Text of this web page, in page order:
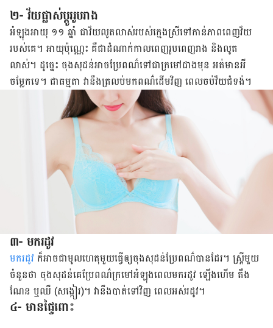
២- វ័យផ្លាស់ប្ដូររូបរាង
អំឡុង​អាយុ​ ១១ ឆ្នាំ ជា​វ័យ​លូតលាស់​របស់​ក្មេង​ស្រីទៅកាន់​ភាព​ពេញវ័យ​
របស់​គេ។ អាយុ​ប៉ុណ្ណេះ គឺ​ជា​​ដំណាក់​កាល​ពេញ​រូប​ពេញ​រាង និង​លូត
លាស់។ ដូច្នេះ​ ចុង​​​សុដន់អាច​ប្រែ​ពណ៌​​​ទៅ​​​ជា​​​ក្រមៅ​​​ជាង​​​មុន អត់​មាន​អី​
ចម្លែក​ទេ។ ជា​ធម្មតា វា​នឹងត្រលប់​​មក​​​ពណ៌​​​ដើម​​​វិញ ​​​ពេល​​​ចប់​​​​​​​​​វ័យ​​​ជំទង់។
៣- មករដូវ
មក​រដូវ​ ក៏​អាច​ជា​មូលហេតុ​មួយធ្វើ​ឲ្យ​ចុង​សុដន់​ប្រែ​ពណ៌​បាន​ដែរ។ ស្ត្រី​​​មួយ​​​
ចំនួន​​​​​​ថា ចុង​​​សុដន់គេ​ប្រែ​ពណ៌​​​ក្រមៅ​​​អំឡុង​​​ពេល​​​មក​​​រដូវ ឡើង​ហើម ​តឹង​
ណែន ឬ​​​ឈឺ (សង្កៀរ)។ វា​​​នឹង​​​បាត់​​​ទៅ​​​វិញ ​ពេល​អស់​រដូវ។
៤- មានផ្ទៃពោះ